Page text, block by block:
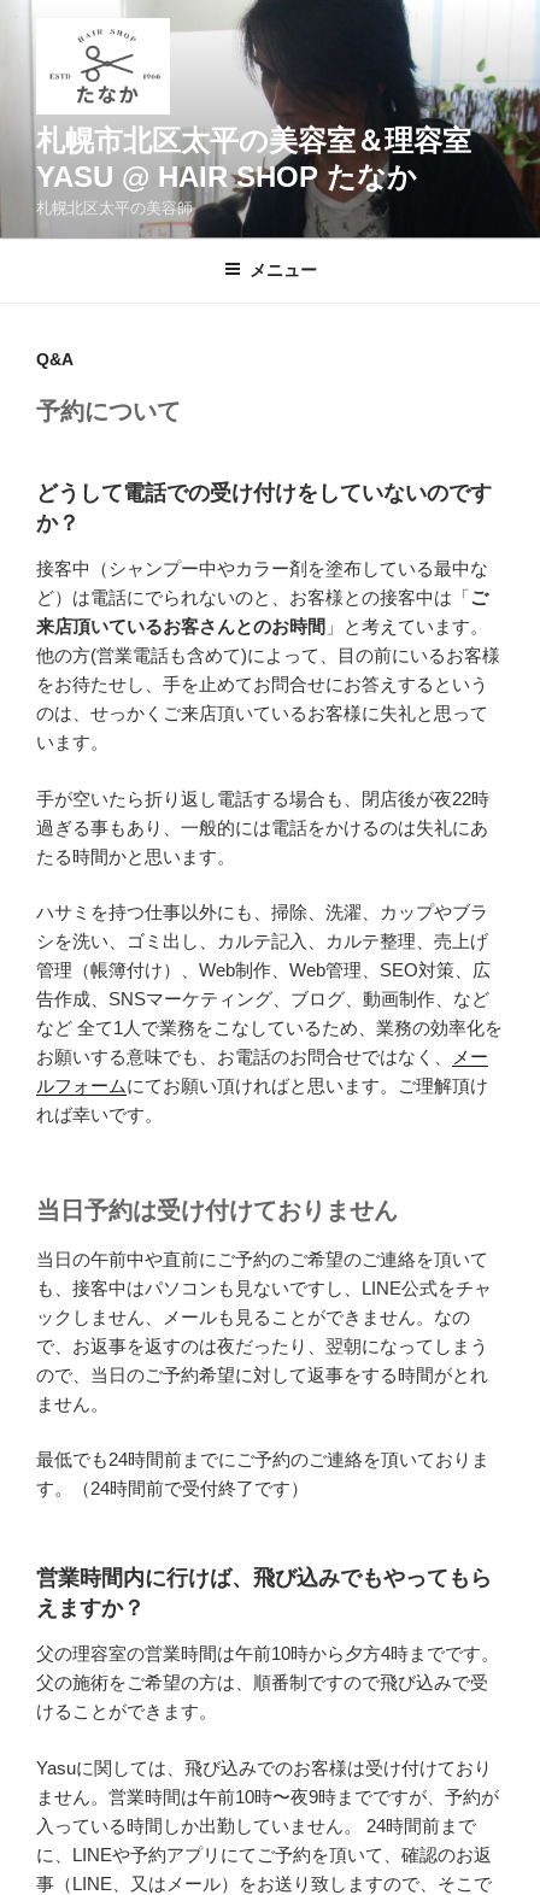
ッ
札幌市北区太平の美容室＆理容室
YASU @ HAIR SHOP たなか
札幌北区太平の美容師
メニュー
Q&A
予約について
どうして電話での受け付けをしていないのです
か？
接客中（シャンプー中やカラー剤を塗布している最中な
ど）は電話にでられないのと、お客様との接客中は「 ご
来店頂いているお客さんとのお時間 」と考えています。
他の方(営業電話も含めて)によって、目の前にいるお客様
をお待たせし、手を止めてお問合せにお答えするという
のは、せっかくご来店頂いているお客様に失礼と思って
います。
手が空いたら折り返し電話する場合も、閉店後が夜22時
過ぎる事もあり、一般的には電話をかけるのは失礼にあ
たる時間かと思います。
ハサミを持つ仕事以外にも、掃除、洗濯、カップやブラ
シを洗い、ゴミ出し、カルテ記入、カルテ整理、売上げ
管理（帳簿付け）、Web制作、Web管理、SEO対策、広
告作成、SNSマーケティング、ブログ、動画制作、など
など 全て1人で業務をこなしているため、業務の効率化を
お願いする意味でも、お電話のお問合せではなく、
メー
ルフォームにてお願い頂ければと思います。ご理解頂け
れば幸いです。
当日予約は受け付けておりません
当日の午前中や直前にご予約のご希望のご連絡を頂いて
も、接客中はパソコンも見ないですし、LINE公式をチャ
ックしません、メールも見ることができません。なの
で、お返事を返すのは夜だったり、翌朝になってしまう
ので、当日のご予約希望に対して返事をする時間がとれ
ません。
最低でも24時間前までにご予約のご連絡を頂いておりま
す。（24時間前で受付終了です）
営業時間内に行けば、飛び込みでもやってもら
えますか？
父の理容室の営業時間は午前10時から夕方4時までです。
父の施術をご希望の方は、順番制ですので飛び込みで受
けることができます。
Yasuに関しては、飛び込みでのお客様は受け付けており
ません。営業時間は午前10時〜夜9時までですが、予約が
入っている時間しか出勤していません。 24時間前まで
に、LINEや予約アプリにてご予約を頂いて、確認のお返
事（LINE、又はメール）をお送り致しますので、そこで